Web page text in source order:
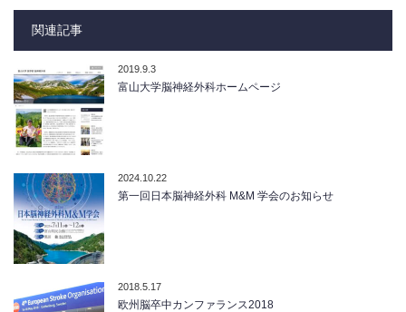
関連記事
2019.9.3
富山大学脳神経外科ホームページ
2024.10.22
第一回日本脳神経外科 M&M 学会のお知らせ
2018.5.17
欧州脳卒中カンファランス2018